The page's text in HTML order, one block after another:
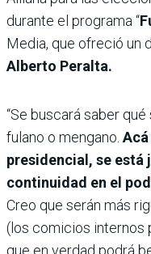
durante el programa “
Media, que ofreció un
Alberto Peralta.
“Se buscará saber
fulano o mengano.
presidencial, se está
continuidad en el
Creo que serán más
(los comicios internos